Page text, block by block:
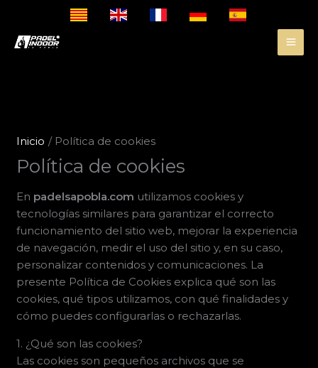
Inicio Política de cookies
Política de cookies
En padelsapobla.com utilizamos cookies y
tecnologías similares para garantizar el correcto
funcionamiento del sitio web, mejorar la experiencia
de navegación, medir el uso del sitio y, en su caso,
personalizar contenidos y comunicaciones. La
presente Política de Cookies explica qué son las
cookies, qué tipos utilizamos, con qué finalidades y
cómo puedes configurarlas o rechazarlas.
1. ¿Qué son las cookies?
Las cookies son pequeños archivos que se